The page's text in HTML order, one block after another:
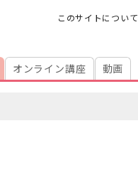
このサイトについて
オンライン講座 動画